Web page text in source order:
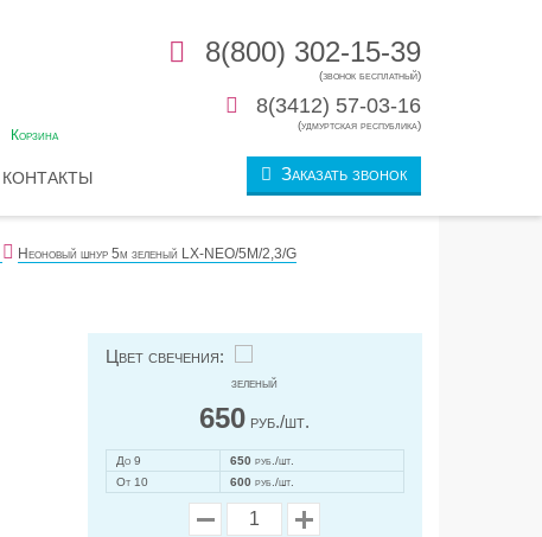
8(800) 302-15-39
(звонок бесплатный)
8(3412) 57-03-16
(удмуртская республика)
Корзина
КОНТАКТЫ Заказать звонок
Неоновый шнур 5м зеленый LX-NEO/5M/2,3/G
Цвет свечения:
зеленый
650 руб./шт.
До 9 650 руб./шт.
От 10
600 руб./шт.